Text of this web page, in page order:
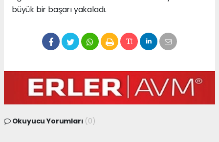
büyük bir başarı yakaladı.
Okuyucu Yorumları (0)